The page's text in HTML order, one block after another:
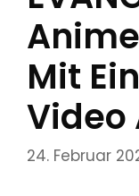
Mit
24. Februar